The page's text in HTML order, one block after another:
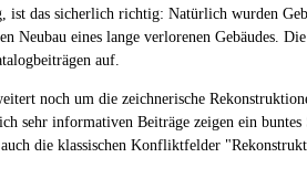
das sicherlich richtig: Natürlich wurden
eines lange verlorenen Gebäudes.
auf.
noch um die zeichnerische
informativen Beiträge zeigen ein
die klassischen Konfliktfelder